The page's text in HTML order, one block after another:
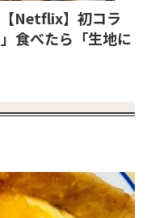
【Netflix】初コラ
食べたら「生地に